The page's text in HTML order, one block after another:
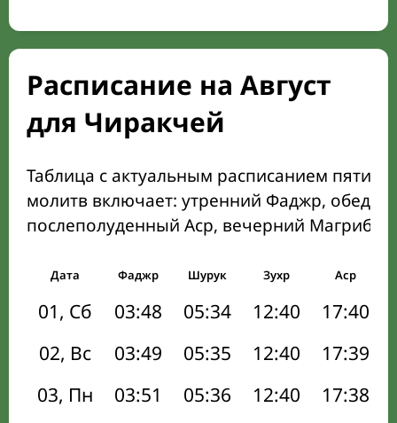
Расписание на Август
для Чиракчей
Таблица с актуальным расписанием пяти
молитв включает: утренний Фаджр,
послеполуденный Аср, вечерний Магриб
Дата Фаджр Шурук Зухр Аср
01, Сб 03:48 05:34 12:40 17:40
02, Вс
03:49 05:35 12:40 17:39
03, Пн
03:51 05:36 12:40 17:38